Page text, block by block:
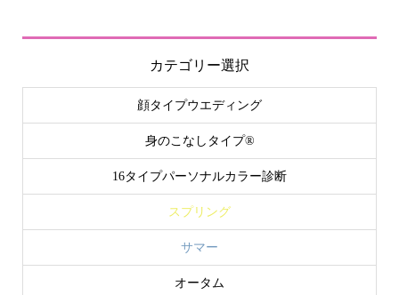
カテゴリー選択
顔タイプウエディング
身のこなしタイプ®
16タイプパーソナルカラー診断
スプリング
サマー
オータム